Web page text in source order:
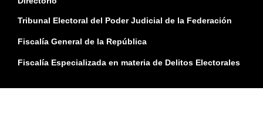
Tribunal Electoral del Poder Judicial de la Federación
Fiscalía General de la República
Fiscalía Especializada en materia de Delitos Electorales